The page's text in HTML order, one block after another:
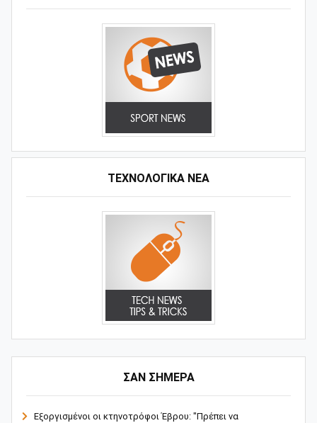
ΤΕΧΝΟΛΟΓΙΚΑ ΝΕΑ
ΣΑΝ ΣΗΜΕΡΑ
Εξοργισμένοι οι κτηνοτρόφοι Έβρου: "Πρέπει να